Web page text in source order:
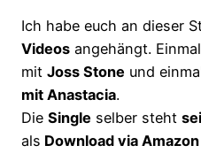
Ich habe euch an dieser
Videos angehängt.
mit Joss Stone und
mit Anastacia.
Die Single selber steht
als Download via